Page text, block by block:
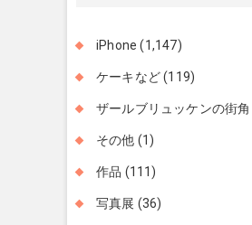
iPhone (1,147)
ケーキなど(119)
ザールブリュッケンの街角
その他 (1)
作品 (111)
写真展 (36)